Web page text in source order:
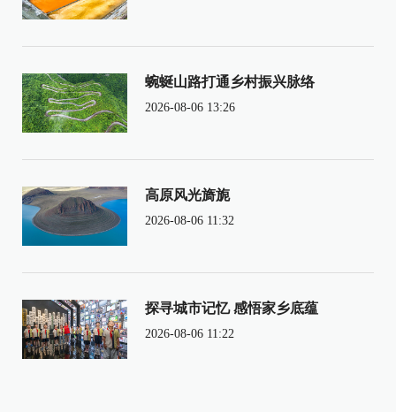
蜿蜒山路打通乡村振兴脉络
2026-08-06 13:26
高原风光旖旎
2026-08-06 11:32
探寻城市记忆 感悟家乡底蕴
2026-08-06 11:22